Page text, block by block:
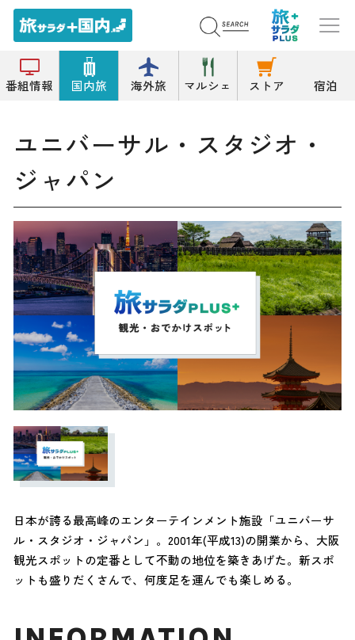
番組情報 国内旅 海外旅 マルシェ ストア 宿泊
トップ
遊園地/テーマパーク
ユニバーサル・スタジオ・ジャパン
ユニバーサル・スタジオ・
ジャパン
日本が誇る最高峰のエンターテインメント施設「ユニバーサ
ル・スタジオ・ジャパン」。2001年(平成13)の開業から、大阪
観光スポットの定番として不動の地位を築きあげた。新スポ
ットも盛りだくさんで、何度足を運んでも楽しめる。